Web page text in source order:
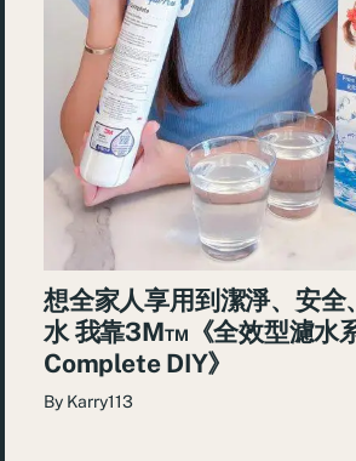
想全家人享用到潔淨、安全
水 我靠3M™️《全效型濾水
Complete DIY》
By Karry113